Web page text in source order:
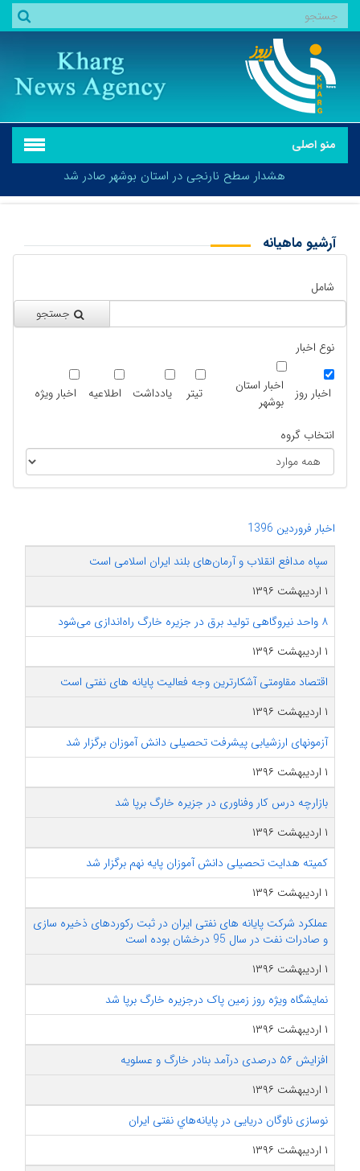
منو اصلی
هشدار سطح نارنجی در استان بوشهر صادر شد
آرشیو ماهیانه
شامل
جستجو
نوع اخبار
اخبار روز
اخبار استان
بوشهر
تیتر یادداشت اطلاعیه اخبار ویژه
انتخاب گروه
اخبار فروردین 1396
سپاه مدافع انقلاب و آرمان‌های بلند ایران اسلامی است
۱ اردیبهشت ۱۳۹۶
۸ واحد نیروگاهی تولید برق در جزیره خارگ راه‌اندازی می‌شود
۱ اردیبهشت ۱۳۹۶
اقتصاد مقاومتی آشکارترین وجه فعالیت پایانه های نفتی است
۱ اردیبهشت ۱۳۹۶
آزمونهای ارزشیابی پیشرفت تحصیلی دانش آموزان برگزار شد
۱ اردیبهشت ۱۳۹۶
بازارچه درس کار وفناوری در جزیره خارگ برپا شد
۱ اردیبهشت ۱۳۹۶
کمیته هدایت تحصیلی دانش آموزان پایه نهم برگزار شد
۱ اردیبهشت ۱۳۹۶
عملکرد شرکت پایانه های نفتی ایران در ثبت رکوردهای ذخیره سازی
و صادرات نفت در سال 95 درخشان بوده است
۱ اردیبهشت ۱۳۹۶
نمایشگاه ویژه روز زمین پاک درجزیره خارگ برپا شد
۱ اردیبهشت ۱۳۹۶
افزایش ۵۶ درصدی درآمد بنادر خارگ و عسلویه
۱ اردیبهشت ۱۳۹۶
نوسازی ناوگان دریایی در پایانه‌هاي نفتی ایران
۱ اردیبهشت ۱۳۹۶